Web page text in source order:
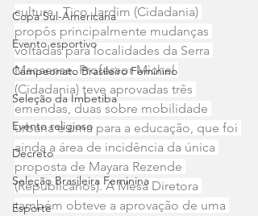
Copa Sul-Americana
Evento esportivo
Campeonato Brasileiro Feminino
Seleção da Imbetiba
Evento religioso
Decreto
Seleção Brasileira Feminina
Esporte
cultura.  Tico Jardim (Cidadania)
propôs principalmente mudanças
voltadas para localidades da Serra
Macaense. Professor Michel
(Cidadania) teve aprovadas três
emendas, duas sobre mobilidade
urbana e uma para a educação, que foi
ainda a área de incidência da única
proposta de Mayara Rezende
(Republicanos). A Mesa Diretora
também obteve a aprovação de uma